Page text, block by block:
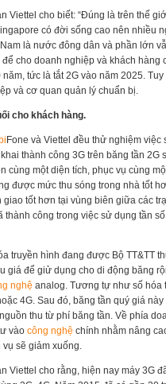
Viettel cho biết: “Đúng là trên thế
có đời sống cao nên nhiều
là nước đông dân và phần lớn
cho doanh nghiệp và khách
tức là tắt 2G vào năm 2025.
và cơ quan quản lý chuẩn bị.
cho khách hàng.
Fone và Viettel đều thử nghiệm
thành công 3G trên băng tần
cùng một diện tích, phục vụ cùng
được mức thu sóng trong nhà tốt
tốt hơn tại vùng biên giữa các
công trong việc sử dụng tần
truyền hình đang được Bộ TT&TT
giá để giử dụng cho di động băng
nghệ analog. Tương tự như số hóa
4G. Sau đó, băng tần quý giá
thu từ phí băng tần. Về phía
vào công nghệ chính nhằm nâng
sẽ giảm xuống.
Viettel cho rằng, hiện nay máy 3G